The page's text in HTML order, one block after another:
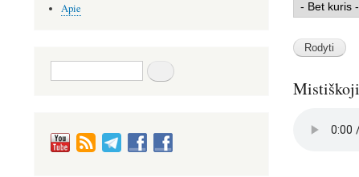
Mistiškoji
Apie
Paieška